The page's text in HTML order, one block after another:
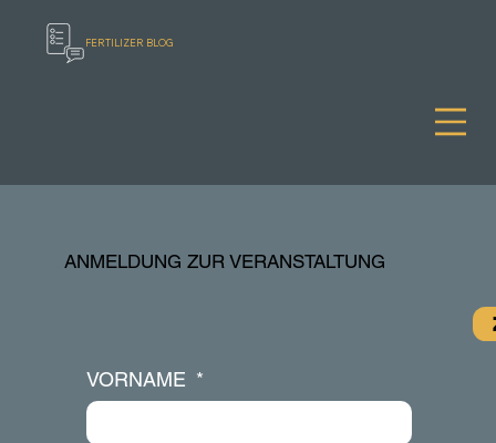
FERTILIZER BLOG
ANMELDUNG ZUR VERANSTALTUNG
VORNAME *